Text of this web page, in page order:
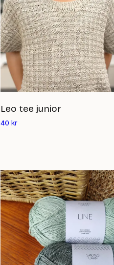
Leo tee junior
40 krDet
kr